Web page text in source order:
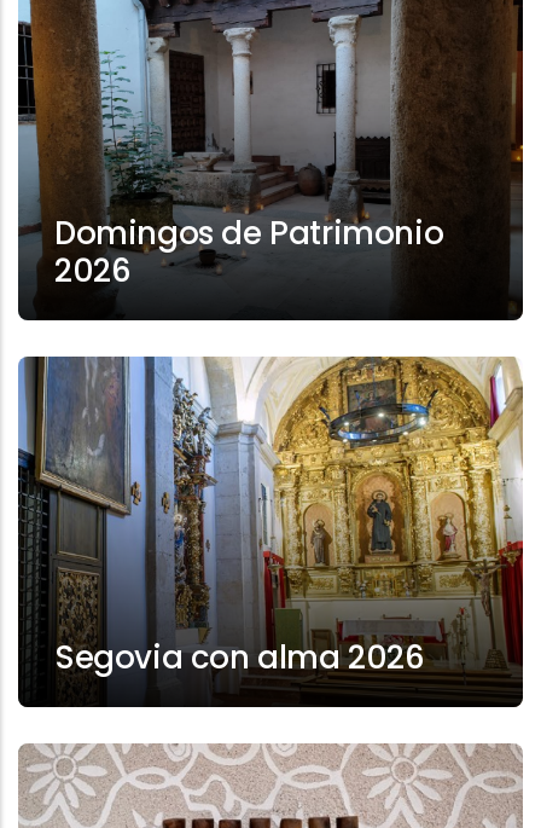
Domingos de Patrimonio
2026
Segovia con alma 2026